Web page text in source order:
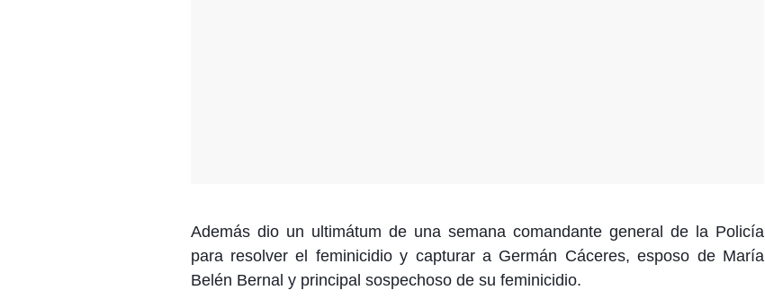
Además dio un ultimátum de una semana comandante general de la Policía
para resolver el feminicidio y capturar a Germán Cáceres, esposo de María
Belén Bernal y principal sospechoso de su feminicidio.